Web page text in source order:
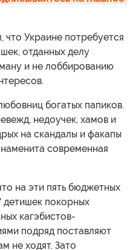
Украине потребуется
отданных делу
и не лоббированию
богатых папиков.
недоучек, хамов и
на скандалы и факапы
современная
на эти пять бюджетных
детишек покорных
кагэбистов-
подряд поставляют
не ходят. Зато